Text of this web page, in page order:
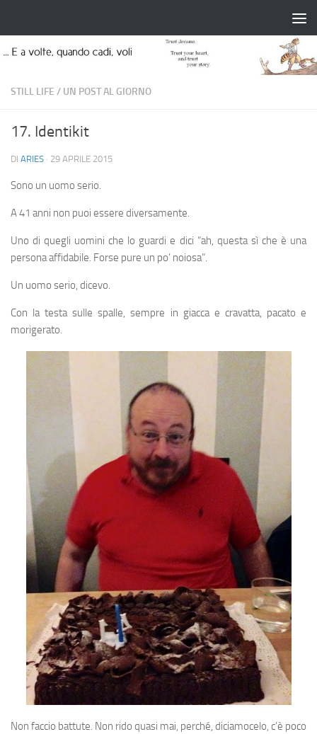
STILL LIFE / UN POST AL GIORNO
17. Identikit
DI ARIES · 29 APRILE 2015
Sono un uomo serio.
A 41 anni non puoi essere diversamente.
Uno di quegli uomini che lo guardi e dici “ah, questa sì che è una
persona affidabile. Forse pure un po’ noiosa”.
Un uomo serio, dicevo.
Con la testa sulle spalle, sempre in giacca e cravatta, pacato e
morigerato.
Non faccio battute. Non rido quasi mai, perché, diciamocelo, c’è poco